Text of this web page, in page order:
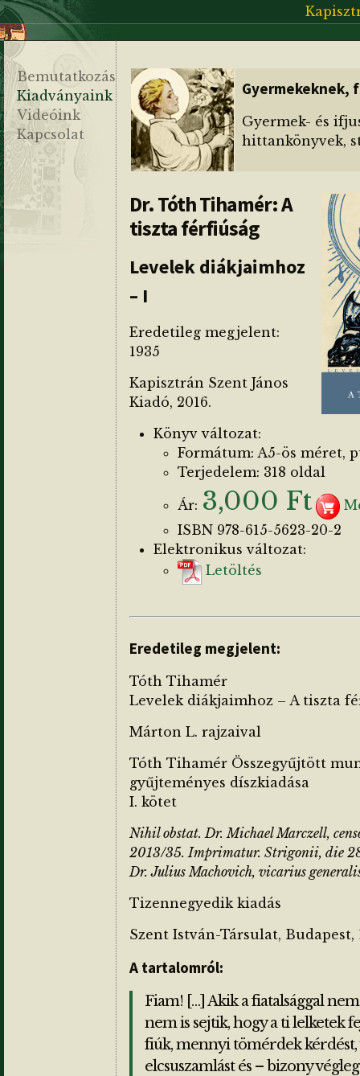
Bemutatkozás
Kiadványaink
Videóink
Kapcsolat
Gyermekeknek,
Gyermek- és
hittankönyvek,
Dr. Tóth Tihamér: A
tiszta férfiúság
Levelek diákjaimhoz
– I
Eredetileg megjelent:
1935
Kapisztrán Szent János
Kiadó, 2016.
Könyv változat:
Formátum: A5-ös méret,
Terjedelem: 318 oldal
Ár: 3,000 Ft
ISBN 978-615-5623-20-2
Elektronikus változat:
Letöltés
Eredetileg megjelent:
Tóth Tihamér
Levelek diákjaimhoz – A tiszta
Márton L. rajzaival
Tóth Tihamér Összegyűjtött
gyűjteményes díszkiadása
I. kötet
Nihil obstat. Dr. Michael Marczell,
2013/35. Imprimatur. Strigonii, die
Dr. Julius Machovich, vicarius
Tizennegyedik kiadás
Szent István-Társulat, Budapest,
A tartalomról:
Fiam! […] Akik a fiatalsággal
nem is sejtik, hogy a ti lelketek
fiúk, mennyi tömérdek kérdést,
elcsuszamlást és – bizony